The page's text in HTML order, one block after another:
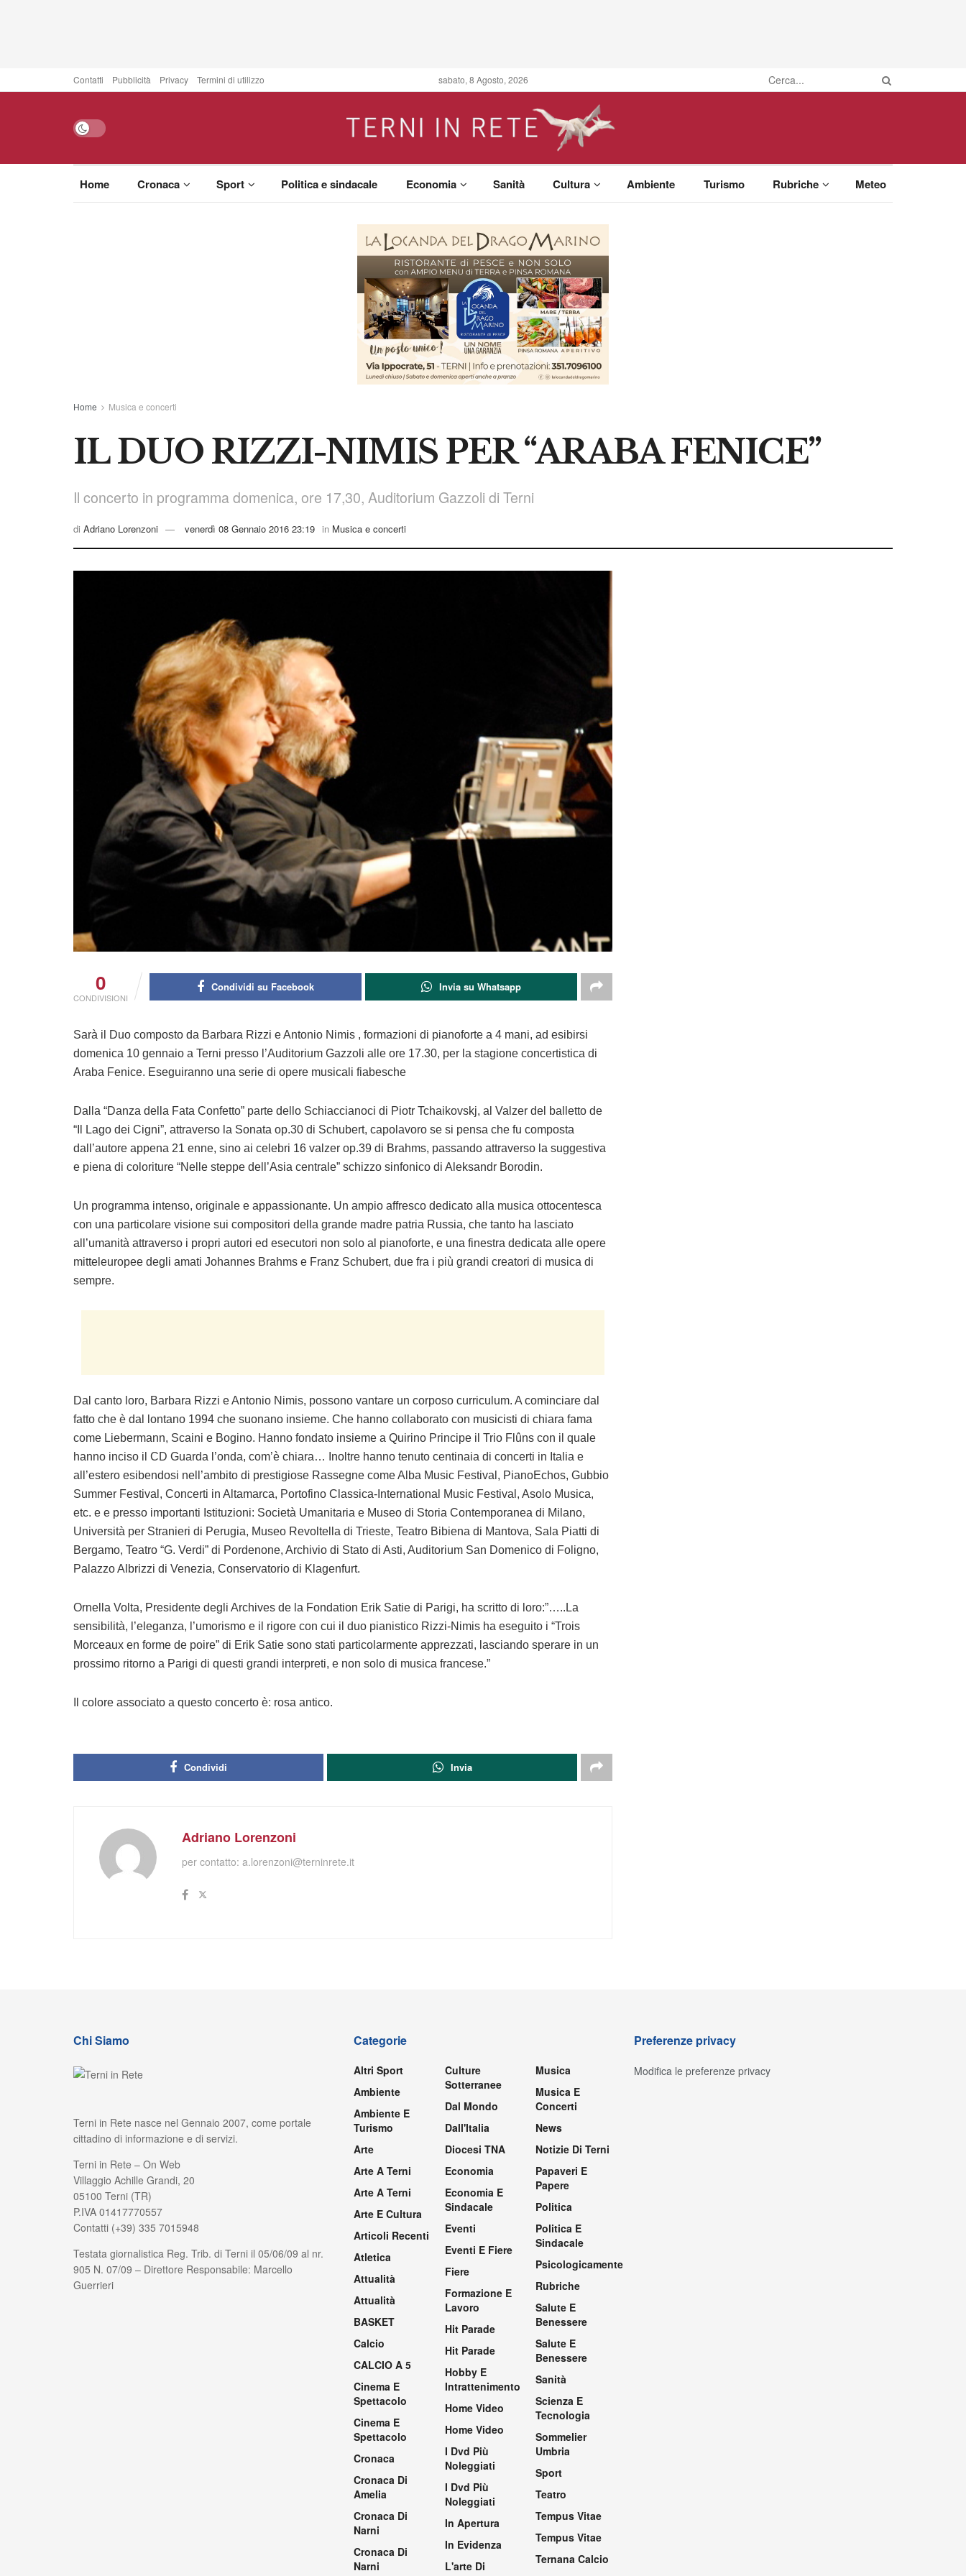
Contatti Pubblicità Privacy Termini di utilizzo sabato, 8 Agosto, 2026
Home Cronaca Sport Politica e sindacale Economia Sanità Cultura Ambiente Turismo Rubriche Meteo
Home Musica e concerti
IL DUO RIZZI-NIMIS PER “ARABA FENICE”
Il concerto in programma domenica, ore 17,30, Auditorium Gazzoli di Terni
di Adriano Lorenzoni venerdì 08 Gennaio 2016 23:19 in Musica e concerti
0
CONDIVISIONI
Condividi su Facebook Invia su Whatsapp
Sarà il Duo composto da Barbara Rizzi e Antonio Nimis , formazioni di pianoforte a 4 mani, ad esibirsi
domenica 10 gennaio a Terni presso l’Auditorium Gazzoli alle ore 17.30, per la stagione concertistica di
Araba Fenice. Eseguiranno una serie di opere musicali fiabesche
Dalla “Danza della Fata Confetto” parte dello Schiaccianoci di Piotr Tchaikovskj, al Valzer del balletto de
“Il Lago dei Cigni”, attraverso la Sonata op.30 di Schubert, capolavoro se si pensa che fu composta
dall’autore appena 21 enne, sino ai celebri 16 valzer op.39 di Brahms, passando attraverso la suggestiva
e piena di coloriture “Nelle steppe dell’Asia centrale” schizzo sinfonico di Aleksandr Borodin.
Un programma intenso, originale e appassionante. Un ampio affresco dedicato alla musica ottocentesca
con una particolare visione sui compositori della grande madre patria Russia, che tanto ha lasciato
all’umanità attraverso i propri autori ed esecutori non solo al pianoforte, e una finestra dedicata alle opere
mitteleuropee degli amati Johannes Brahms e Franz Schubert, due fra i più grandi creatori di musica di
sempre.
Dal canto loro, Barbara Rizzi e Antonio Nimis, possono vantare un corposo curriculum. A cominciare dal
fatto che è dal lontano 1994 che suonano insieme. Che hanno collaborato con musicisti di chiara fama
come Liebermann, Scaini e Bogino. Hanno fondato insieme a Quirino Principe il Trio Flûns con il quale
hanno inciso il CD Guarda l’onda, com’è chiara… Inoltre hanno tenuto centinaia di concerti in Italia e
all’estero esibendosi nell’ambito di prestigiose Rassegne come Alba Music Festival, PianoEchos, Gubbio
Summer Festival, Concerti in Altamarca, Portofino Classica-International Music Festival, Asolo Musica,
etc. e e presso importanti Istituzioni: Società Umanitaria e Museo di Storia Contemporanea di Milano,
Università per Stranieri di Perugia, Museo Revoltella di Trieste, Teatro Bibiena di Mantova, Sala Piatti di
Bergamo, Teatro “G. Verdi” di Pordenone, Archivio di Stato di Asti, Auditorium San Domenico di Foligno,
Palazzo Albrizzi di Venezia, Conservatorio di Klagenfurt.
Ornella Volta, Presidente degli Archives de la Fondation Erik Satie di Parigi, ha scritto di loro:”…..La
sensibilità, l’eleganza, l’umorismo e il rigore con cui il duo pianistico Rizzi-Nimis ha eseguito i “Trois
Morceaux en forme de poire” di Erik Satie sono stati particolarmente apprezzati, lasciando sperare in un
prossimo ritorno a Parigi di questi grandi interpreti, e non solo di musica francese.”
Il colore associato a questo concerto è: rosa antico.
Condividi Invia
Adriano Lorenzoni
per contatto: a.lorenzoni@terninrete.it
Chi Siamo
Terni in Rete nasce nel Gennaio 2007, come portale
cittadino di informazione e di servizi.
Terni in Rete – On Web
Villaggio Achille Grandi, 20
05100 Terni (TR)
P.IVA 01417770557
Contatti (+39) 335 7015948
Testata giornalistica Reg. Trib. di Terni il 05/06/09 al nr.
905 N. 07/09 – Direttore Responsabile: Marcello
Guerrieri
Categorie
Altri Sport
Ambiente
Ambiente E
Turismo
Arte
Arte A Terni
Arte A Terni
Arte E Cultura
Articoli Recenti
Atletica
Attualità
Attualità
BASKET
Calcio
CALCIO A 5
Cinema E
Spettacolo
Cinema E
Spettacolo
Cronaca
Cronaca Di
Amelia
Cronaca Di
Narni
Cronaca Di
Narni
Culture
Sotterranee
Dal Mondo
Dall'Italia
Diocesi TNA
Economia
Economia E
Sindacale
Eventi
Eventi E Fiere
Fiere
Formazione E
Lavoro
Hit Parade
Hit Parade
Hobby E
Intrattenimento
Home Video
Home Video
I Dvd Più
Noleggiati
I Dvd Più
Noleggiati
In Apertura
In Evidenza
L'arte Di
Musica
Musica E
Concerti
News
Notizie Di Terni
Papaveri E
Papere
Politica
Politica E
Sindacale
Psicologicamente
Rubriche
Salute E
Benessere
Salute E
Benessere
Sanità
Scienza E
Tecnologia
Sommelier
Umbria
Sport
Teatro
Tempus Vitae
Tempus Vitae
Ternana Calcio
Preferenze privacy
Modifica le preferenze privacy